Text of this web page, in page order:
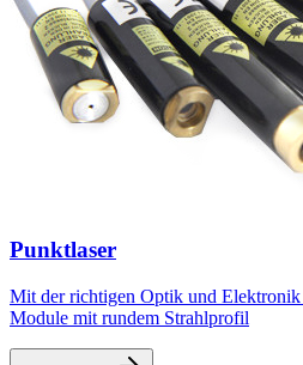
Punktlaser
Mit der richtigen Optik und
Module mit rundem Strahlprofil